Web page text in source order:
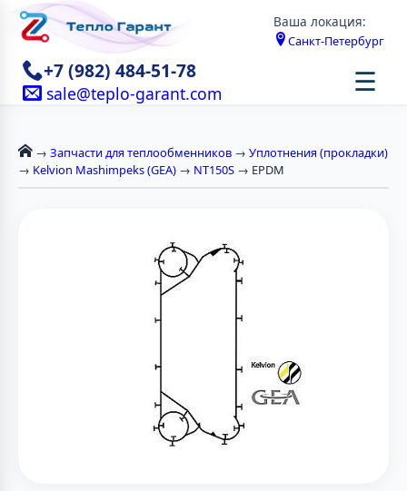
Ваша локация:
Санкт-Петербург
+7 (982) 484-51-78
sale@teplo-garant.com ☰
→ Запчасти для теплообменников → Уплотнения (прокладки)
→ Kelvion Mashimpeks (GEA) → NT150S → EPDM